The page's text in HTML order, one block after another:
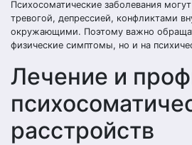
Психосоматические заболевания
тревогой, депрессией, конфликтами
окружающими. Поэтому важно
физические симптомы, но и на
Лечение и
расстройств